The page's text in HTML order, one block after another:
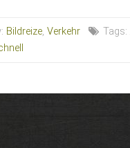
Bildreize, Verkehr Tags: